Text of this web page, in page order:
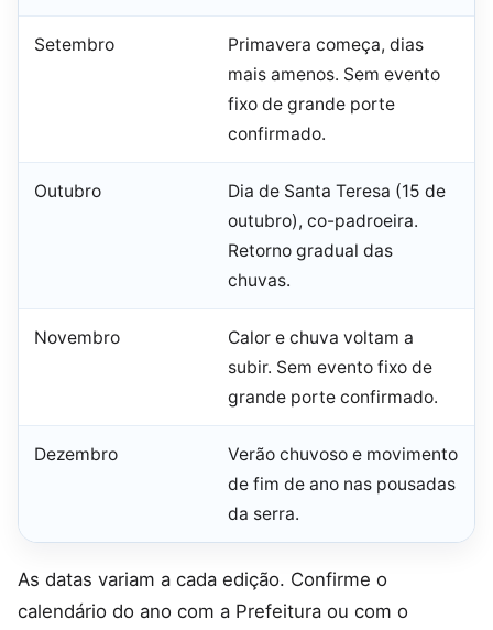
Setembro
Primavera começa, dias
mais amenos. Sem evento
fixo de grande porte
confirmado.
Outubro
Dia de Santa Teresa (15 de
outubro), co-padroeira.
Retorno gradual das
chuvas.
Novembro
Calor e chuva voltam a
subir. Sem evento fixo de
grande porte confirmado.
Dezembro
Verão chuvoso e movimento
de fim de ano nas pousadas
da serra.
As datas variam a cada edição. Confirme o
calendário do ano com a Prefeitura ou com o